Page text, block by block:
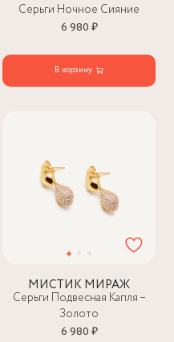
Серьги Ночное Сияние
6 980 ₽
В корзину
МИСТИК МИРАЖ
Серьги Подвесная Капля –
Золото
6 980 ₽